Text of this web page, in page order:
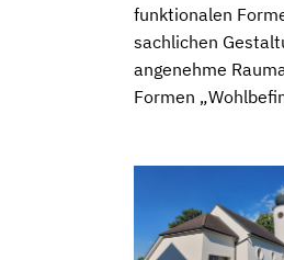
funktionalen
sachlichen
angenehme
Formen